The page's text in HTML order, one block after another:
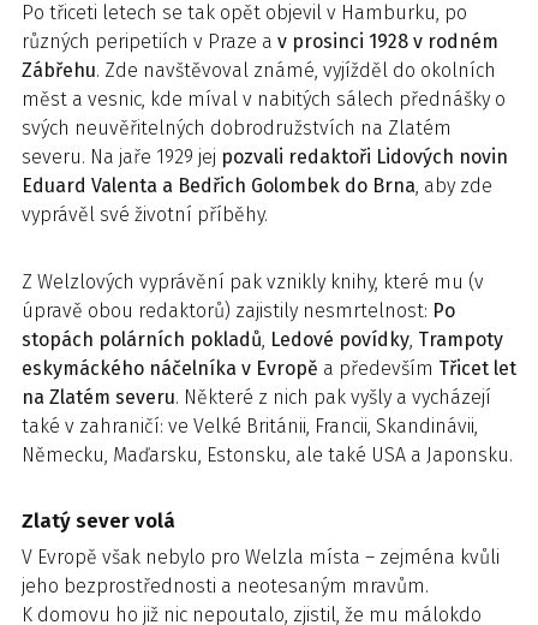
Po třiceti letech se tak opět objevil v Hamburku, po
různých peripetiích v Praze a v prosinci 1928 v rodném
Zábřehu. Zde navštěvoval známé, vyjížděl do okolních
měst a vesnic, kde míval v nabitých sálech přednášky o
svých neuvěřitelných dobrodružstvích na Zlatém
severu. Na jaře 1929 jej pozvali redaktoři Lidových novin
Eduard Valenta a Bedřich Golombek do Brna, aby zde
vyprávěl své životní příběhy.
Z Welzlových vyprávění pak vznikly knihy, které mu (v
úpravě obou redaktorů) zajistily nesmrtelnost: Po
stopách polárních pokladů, Ledové povídky, Trampoty
eskymáckého náčelníka v Evropě a především Třicet let
na Zlatém severu. Některé z nich pak vyšly a vycházejí
také v zahraničí: ve Velké Británii, Francii, Skandinávii,
Německu, Maďarsku, Estonsku, ale také USA a Japonsku.
Zlatý sever volá
V Evropě však nebylo pro Welzla místa – zejména kvůli
jeho bezprostřednosti a neotesaným mravům.
K domovu ho již nic nepoutalo, zjistil, že mu málokdo